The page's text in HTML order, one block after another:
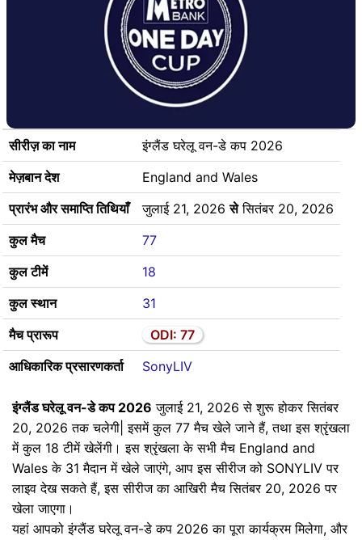
सीरीज़ का नाम
इंग्लैंड घरेलू वन-डे कप 2026
मेज़बान देश
England and Wales
प्रारंभ और समाप्ति तिथियाँ
जुलाई 21, 2026सेसितंबर 20, 2026
कुल मैच
77
कुल टीमें
18
कुल स्थान
31
मैच प्रारूप
ODI: 77
आधिकारिक प्रसारणकर्ता
SonyLIV
इंग्लैंड घरेलू वन-डे कप 2026 जुलाई 21, 2026 से शुरू होकर सितंबर
20, 2026 तक चलेगी| इसमें कुल 77 मैच खेले जाने हैं, तथा इस श्रृंखला
में कुल 18 टीमें खेलेंगी। इस श्रृंखला के सभी मैच England and
Wales के 31 मैदान में खेले जाएंगे, आप इस सीरीज को SONYLIV पर
लाइव देख सकते हैं, इस सीरीज का आखिरी मैच सितंबर 20, 2026 पर
खेला जाएगा।
यहां आपको इंग्लैंड घरेलू वन-डे कप 2026 का पूरा कार्यक्रम मिलेगा, और